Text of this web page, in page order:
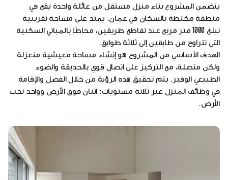
يتضمن المشروع بناء منزل مستقل من عائلة واحدة يقع في
منطقة مكتظة بالسكان في عمان. يمتد على مساحة تقريبية
تبلغ 1000 متر مربع عند تقاطع طريقين، محاطًا بالمباني السكنية
التي تتراوح من طابقين إلى ثلاثة طوابق.
الهدف الأساسي من المشروع هو إنشاء مساحة معيشية منعزلة
ولكن متصلة، مع التركيز على اتصال قوي بالحديقة والضوء
الطبيعي الوفير. يتم تحقيق هذه الرؤية من خلال الفصل والإقامة
في وظائف المنزل عبر ثلاثة مستويات: اثنان فوق الأرض وواحد تحت
الأرض.